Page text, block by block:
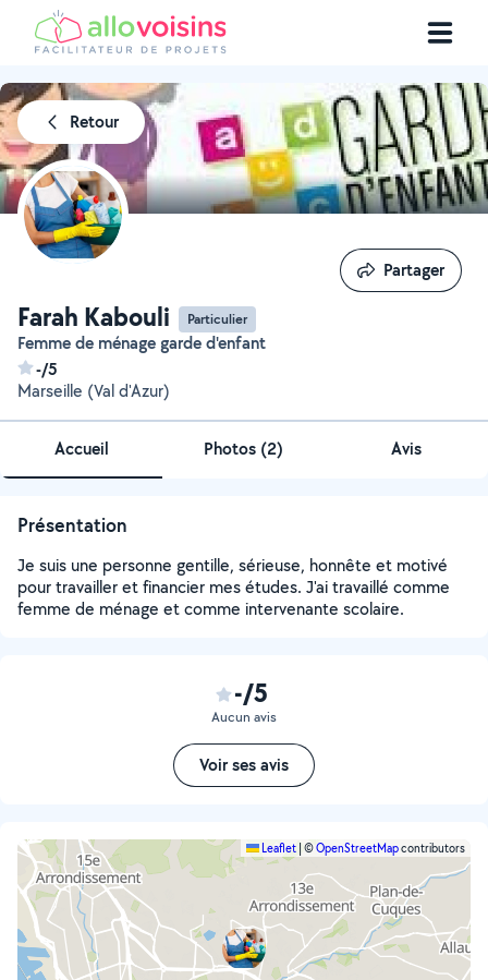
Retour
Farah Kabouli Particulier
Femme de ménage garde d'enfant
-/5
Marseille (Val d'Azur)
Partager
Partager
Accueil Photos (2) Avis
Présentation
Je suis une personne gentille, sérieuse, honnête et motivé
pour travailler et financier mes études. J'ai travaillé comme
femme de ménage et comme intervenante scolaire.
-/5
Aucun avis
Voir ses avis
Leaflet ©OpenStreetMapcontributors